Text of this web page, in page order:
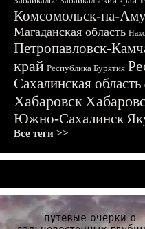
Комсомольск-на-
Магаданская область
Петропавловск-
край Республика Бурятия
Сахалинская область
Хабаровск
Южно-Сахалинск
Все теги >>